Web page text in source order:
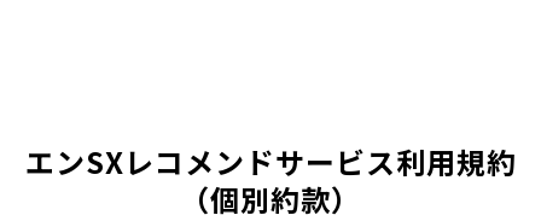
エンSXレコメンドサービス利用規約
（個別約款）